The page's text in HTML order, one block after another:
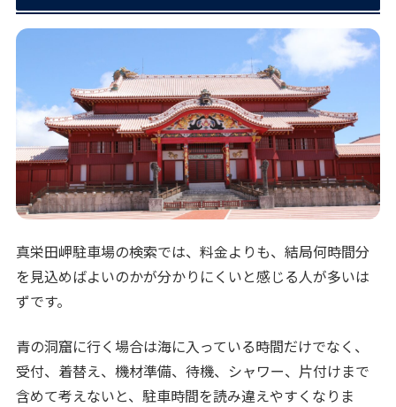
真栄田岬駐車場の検索では、料金よりも、結局何時間分
を見込めばよいのかが分かりにくいと感じる人が多いは
ずです。
青の洞窟に行く場合は海に入っている時間だけでなく、
受付、着替え、機材準備、待機、シャワー、片付けまで
含めて考えないと、駐車時間を読み違えやすくなりま